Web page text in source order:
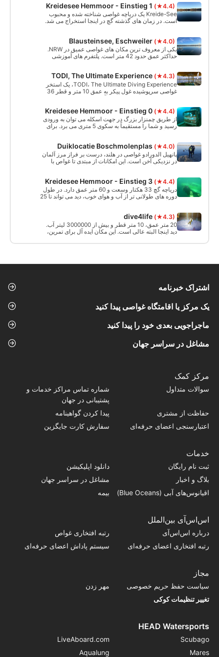
منطقه حفاظت شده چشم انداز. دسترسی از طریق پل
های عابر پیاده است.
Kreidesee Hemmoor - Einstieg 1 (★4.4)
Kreide-See یک دریاچه غواصی شناخته شده و محبوب
است. در زمان های گذشته گچ در اینجا استخراج می شد.
کرد.
Blausteinsee, Eschweiler (★4.0)
یکی از معروف ترین مکان های غواصی عمیق در NRW.
حداکثر عمق حدود 42 متر است. پلتفرم های آموزشی
دارد.
TODI, The Ultimate Experience (★4.3)
TODI، The Ultimate Diving Experience، یک استخر
غواصی سرپوشیده غول پیکر به عمق 10 متر و قطر 36
Kreidesee Hemmoor - Einstieg 0 (★4.4)
از طریق چمنزار بزرگ در جهت اسکله می توان به ورودی
رسید و شما را مستقیماً به سکوی 5 متری می برد. برای
Duiklocatie Boschmolenplas (★4.0)
پانهیل الدورادو غواصی در هلند، درست بر فراز مرز آلمان
در نزدیکی آخن است. این امکانات از مبتدی تا غواص با
مخصوصاً برای دریاچه ساخته شده و غرق شده‌اند.
Kreidesee Hemmoor - Einstieg 3 (★4.4)
دریاچه گچ 33 هکتار وسعت و 60 متر عمق دارد. در طول
دوره های طولانی تر از آب و هوای خوب، دید می تواند تا 25
dive4life (★4.3)
20 متر عمق، 10 متر قطر و بیش از 3000000 لیتر آب.
دید اینجا البته عالی است. این مکان ایده آل برای تمرین،
اشتراک خبرنامه
یک مرکز یا اقامتگاه غواصی پیدا کنید
ماجراجویی بعدی خود را پیدا کنید
مشاغل در سراسر جهان
مرکز کمک
سوالات متداول
شماره تماس‌ مراکز خدمات و
پشتیبانی در جهان
حفاظت از مشتری
پیدا کردن گواهینامه
اعتبارسنجی اعضای حرفه‌ای
سفارش کارت جایگزین
خدمات
ثبت نام رایگان
دانلود اپلیکیشن
بلاگ و اخبار
مشاغل در سراسر جهان
اقیانوس‌های آبی (Blue Oceans)
بیمه
اس‌اس‌آی بین‌الملل
درباره اس‌اس‌آی
رتبه افتخاری غواص
رتبه افتخاری اعضای حرفه‌ای
سیستم پاداش اعضای حرفه‌ای
مجاز
سیاست حفظ حریم خصوصی
مهر زدن
تغییر تنظیمات کوکی
HEAD Watersports
Scubago
LiveAboard.com
Mares
Aqualung